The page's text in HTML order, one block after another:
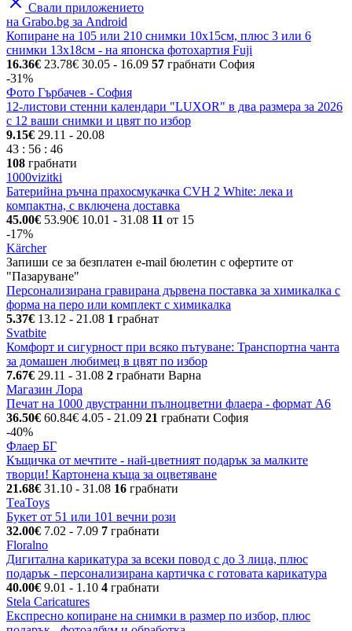
Свали приложението
на Grabo.bg за Android
Копиране на 105 или 210 снимки 10х15см, плюс 3 или 6
снимки 13х18см - на японска фотохартия Fuji
16.36€ 23.78€ 30.05 - 16.09 57 грабнати София
-31%
Фото Гърбачев - София
12-листови стенни календари "LUXOR" в два размера за 2026
с 12 ваши снимки и цвят по избор
9.15€ 29.11 - 20.08
43 : 56 : 46
108 грабнати
1000vizitki
Батерийна ръчна прахосмукачка CVH 2 White: лека и
компактна, с включена доставка
45.00€ 53.90€ 10.01 - 31.08 11 от 15
-17%
Kärcher
Запиши се за безплатен e-mail бюлетин с офертите от
"Пазаруване"
Персонализирана гравирана дървена поставка за химикалка с
форма на перо или комплект с химикалка
5.37€ 13.12 - 21.08 1 грабнат
Svatbite
Комфорт и сигурност при всяко пътуване: Транспортна чанта
за домашен любимец в цвят по избор
7.67€ 29.11 - 31.08 2 грабнати Варна
Магазин Лора
Печат на 1000 двустранни пълноцветни флаера - формат А6
36.50€ 60.84€ 4.05 - 21.09 21 грабнати София
-40%
Флаер БГ
Къщичка от мечтите - най-цветният подарък за малките
творци! Картонена къща за оцветяване
21.68€ 31.10 - 31.08 16 грабнати
ТeaToys
Букет от 51 или 101 вечни рози
32.00€ 7.02 - 7.09 7 грабнати
Floralno
Дигитална карикатура за всеки повод с до 3 лица, плюс
подарък - персонализирана картичка с готовата карикатура
40.00€ 9.01 - 1.10 4 грабнати
Stela Caricatures
Експресно копиране на снимки в размер по избор, плюс